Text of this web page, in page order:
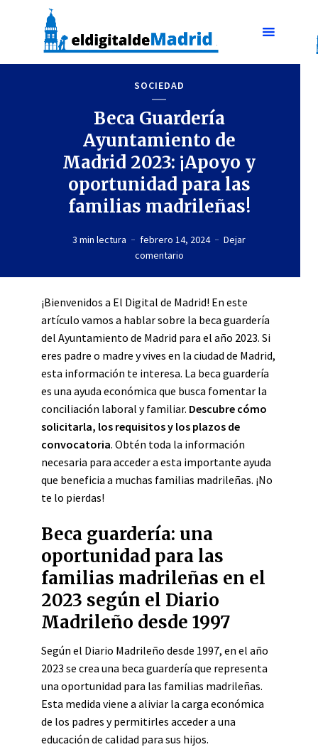
SOCIEDAD
Beca Guardería
Ayuntamiento de
Madrid 2023: ¡Apoyo y
oportunidad para las
familias madrileñas!
3 min lectura febrero 14, 2024
Dejar
comentario
¡Bienvenidos a El Digital de Madrid! En este
artículo vamos a hablar sobre la beca guardería
del Ayuntamiento de Madrid para el año 2023. Si
eres padre o madre y vives en la ciudad de Madrid,
esta información te interesa. La beca guardería
es una ayuda económica que busca fomentar la
conciliación laboral y familiar. Descubre cómo
solicitarla, los requisitos y los plazos de
convocatoria. Obtén toda la información
necesaria para acceder a esta importante ayuda
que beneficia a muchas familias madrileñas. ¡No
te lo pierdas!
Beca guardería: una
oportunidad para las
familias madrileñas en el
2023 según el Diario
Madrileño desde 1997
Según el Diario Madrileño desde 1997, en el año
2023 se crea una beca guardería que representa
una oportunidad para las familias madrileñas.
Esta medida viene a aliviar la carga económica
de los padres y permitirles acceder a una
educación de calidad para sus hijos.